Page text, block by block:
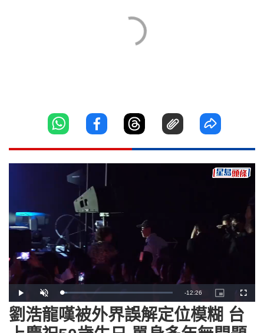
Play UnmuteLoaded:
4.57%
Remaining
Time
-12:26
Picture-
in-
Picture
劉浩龍嘆被外界誤解定位模糊 台